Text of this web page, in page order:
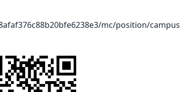
mc/position/campus